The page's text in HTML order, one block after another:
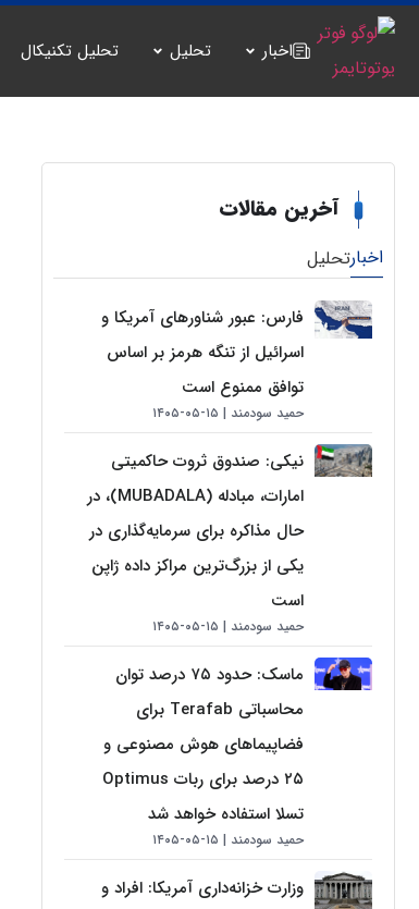
اخبار تحلیل تحلیل تکنیکال
آخرین مقالات
اخبارتحلیل
فارس: عبور شناورهای آمریکا و
اسرائیل از تنگه هرمز بر اساس
توافق ممنوع است
حمید سودمند ۱۵-۰۵-۱۴۰۵
نیکی: صندوق ثروت حاکمیتی
امارات، مبادله (MUBADALA)، در
حال مذاکره برای سرمایه‌گذاری در
یکی از بزرگ‌ترین مراکز داده ژاپن
است
حمید سودمند ۱۵-۰۵-۱۴۰۵
ماسک: حدود ۷۵ درصد توان
محاسباتی Terafab برای
فضاپیماهای هوش مصنوعی و
۲۵ درصد برای ربات Optimus
تسلا استفاده خواهد شد
حمید سودمند ۱۵-۰۵-۱۴۰۵
وزارت خزانه‌داری آمریکا: افراد و